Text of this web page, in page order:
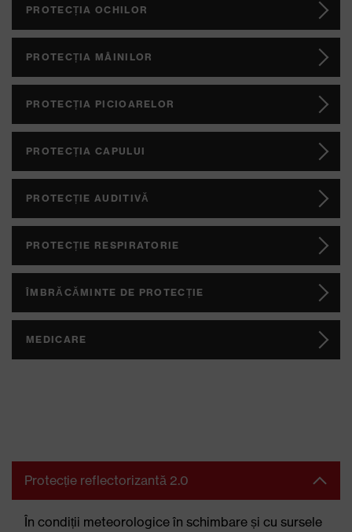
PROTECȚIA OCHILOR
PROTECȚIA MÂINILOR
PROTECȚIA PICIOARELOR
PROTECȚIA CAPULUI
PROTECȚIE AUDITIVĂ
PROTECȚIE RESPIRATORIE
ÎMBRĂCĂMINTE DE PROTECȚIE
MEDICARE
Protecție reflectorizantă 2.0
În condiții meteorologice în schimbare și cu sursele